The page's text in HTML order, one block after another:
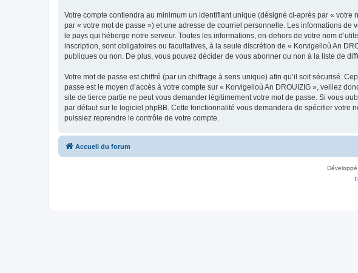
Votre compte contiendra au minimum un identifiant unique (désigné ci-après par «
par « votre mot de passe ») et une adresse de courriel personnelle. Les informations
le pays qui héberge notre serveur. Toutes les informations, en-dehors de votre nom
inscription, sont obligatoires ou facultatives, à la seule discrétion de « Korvigelloù An
publiques ou non. De plus, vous pouvez décider de vous abonner ou non à la liste de
Votre mot de passe est chiffré (par un chiffrage à sens unique) afin qu’il soit sécurisé.
passe est le moyen d’accès à votre compte sur « Korvigelloù An DROUIZIG », veillez
site de tierce partie ne peut vous demander légitimement votre mot de passe. Si vous
par défaut sur le logiciel phpBB. Cette fonctionnalité vous demandera de spécifier
puissiez reprendre le contrôle de votre compte.
Accueil du forum